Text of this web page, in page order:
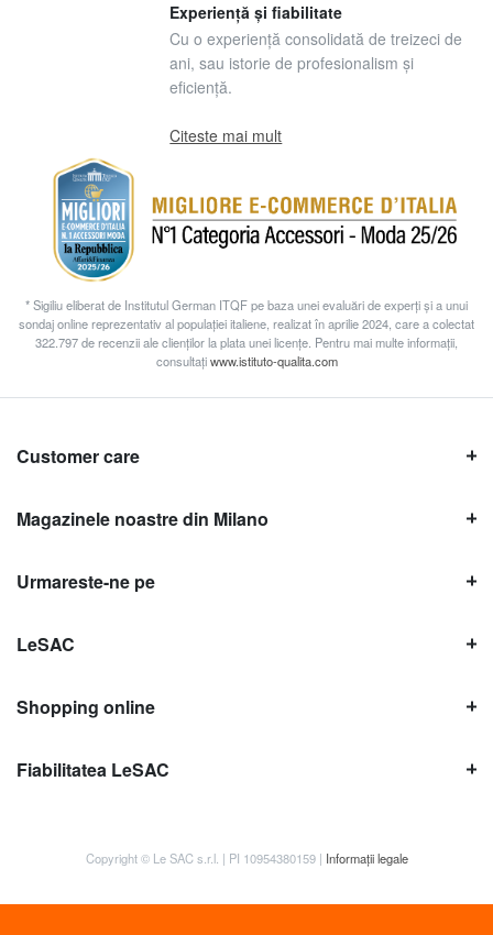
Experiență și fiabilitate
Cu o experiență consolidată de treizeci de
ani, sau istorie de profesionalism și
eficiență.
Citeste mai mult
* Sigiliu eliberat de Institutul German ITQF pe baza unei evaluări de experți și a unui
sondaj online reprezentativ al populației italiene, realizat în aprilie 2024, care a colectat
322.797 de recenzii ale clienților la plata unei licențe. Pentru mai multe informații,
consultațiwww.istituto-qualita.com
Customer care
Magazinele noastre din Milano
Urmareste-ne pe
LeSAC
Shopping online
Fiabilitatea LeSAC
Copyright © Le SAC s.r.l. | PI 10954380159 | Informații legale